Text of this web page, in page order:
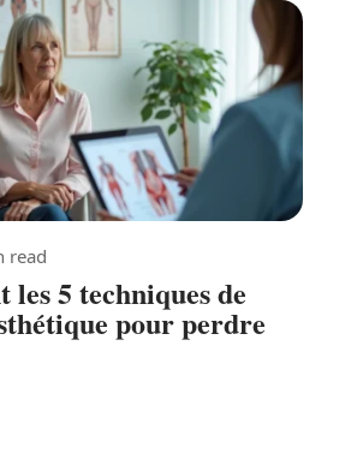
read
les 5 techniques de
pour perdre